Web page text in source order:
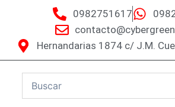
0982751617
Hernandarias 1874 c/ J.M.